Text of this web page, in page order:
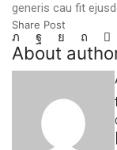
generis cau fit
Share Post
About